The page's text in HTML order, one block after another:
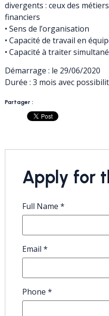
divergents : ceux des
financiers
• Sens de l’organisation
• Capacité de travail en
• Capacité à traiter
Démarrage : le 29/06/2020
Durée : 3 mois avec
Partager :
Apply for
Full Name *
Email *
Phone *